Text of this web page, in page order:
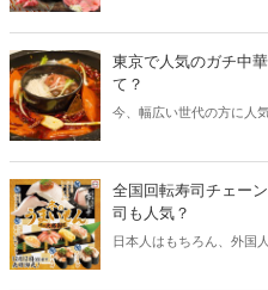
東京で人気のガチ中
て？
今、幅広い世代の方に人
全国回転寿司チェー
司も人気？
日本人はもちろん、外国